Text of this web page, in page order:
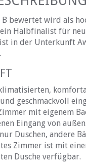
B bewertet wird als
Halbfinalist für
in der Unterkunft
geschmackvoll
mit eigenem
Eingang von
Duschen, andere
Zimmer ist mit
Dusche verfügbar.